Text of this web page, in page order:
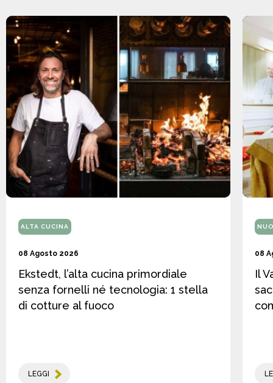
ALTA CUCINA
08 Agosto 2026
Ekstedt, l’alta cucina primordiale
senza fornelli né tecnologia: 1 stella
di cotture al fuoco
LEGGI
08
Il